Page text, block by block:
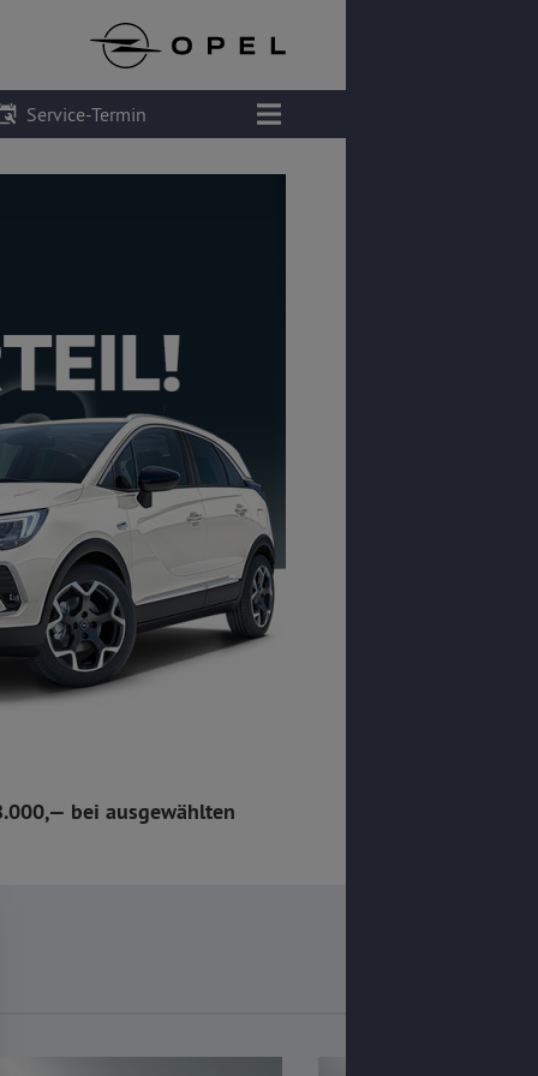
Service-Termin
bei ausgewählten